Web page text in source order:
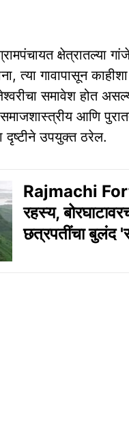
क्षेत्रातल्या
त्या गावापासून
समावेश होत
आणि
दृष्टीने उपयुक्त ठरेल.
Rajmachi Fort
रहस्य,
छत्रपतींचा बुलंद